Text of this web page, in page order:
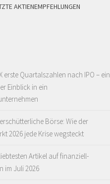
AKTIENEMPFEHLUNGEN
erste Quartalszahlen nach IPO – ein
Einblick in ein
Börse: Wie der
2026 jede Krise wegsteckt
Artikel auf finanziell-
im Juli 2026